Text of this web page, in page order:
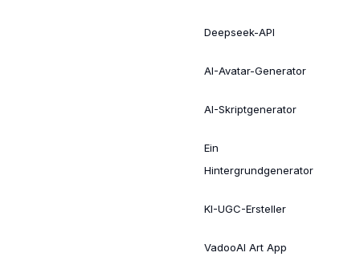
Deepseek-API
AI-Avatar-Generator
AI-Skriptgenerator
Ein
Hintergrundgenerator
KI-UGC-Ersteller
VadooAI Art App